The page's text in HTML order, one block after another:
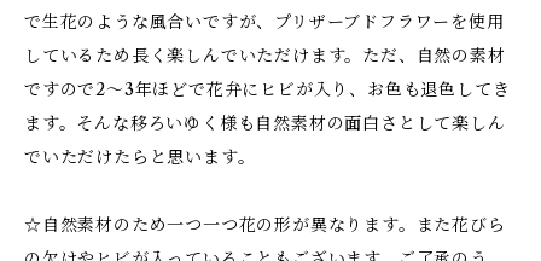
で生花のような風合いですが、プリザーブドフラワーを使用
しているため長く楽しんでいただけます。ただ、自然の素材
ですので2～3年ほどで花弁にヒビが入り、お色も退色してき
ます。そんな移ろいゆく様も自然素材の面白さとして楽しん
でいただけたらと思います。
☆自然素材のため一つ一つ花の形が異なります。また花びら